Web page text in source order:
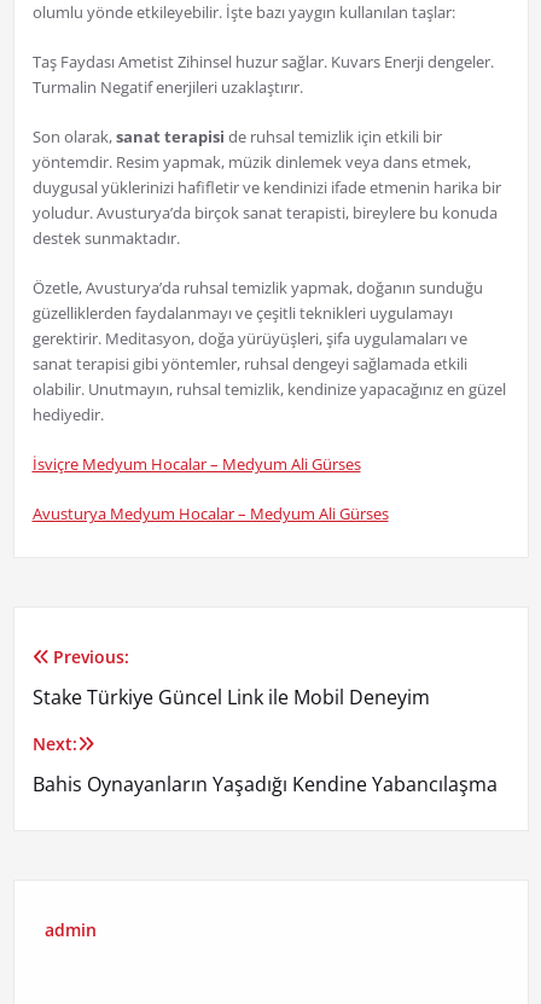
olumlu yönde etkileyebilir. İşte bazı yaygın kullanılan taşlar:
Taş Faydası Ametist Zihinsel huzur sağlar. Kuvars Enerji dengeler.
Turmalin Negatif enerjileri uzaklaştırır.
Son olarak,sanat terapisi de ruhsal temizlik için etkili bir
yöntemdir. Resim yapmak, müzik dinlemek veya dans etmek,
duygusal yüklerinizi hafifletir ve kendinizi ifade etmenin harika bir
yoludur. Avusturya’da birçok sanat terapisti, bireylere bu konuda
destek sunmaktadır.
Özetle, Avusturya’da ruhsal temizlik yapmak, doğanın sunduğu
güzelliklerden faydalanmayı ve çeşitli teknikleri uygulamayı
gerektirir. Meditasyon, doğa yürüyüşleri, şifa uygulamaları ve
sanat terapisi gibi yöntemler, ruhsal dengeyi sağlamada etkili
olabilir. Unutmayın, ruhsal temizlik, kendinize yapacağınız en güzel
hediyedir.
İsviçre Medyum Hocalar – Medyum Ali Gürses
Avusturya Medyum Hocalar – Medyum Ali Gürses
Yazı
gezinmesi
Previous:
Stake Türkiye Güncel Link ile Mobil Deneyim
Next:
Bahis Oynayanların Yaşadığı Kendine Yabancılaşma
admin